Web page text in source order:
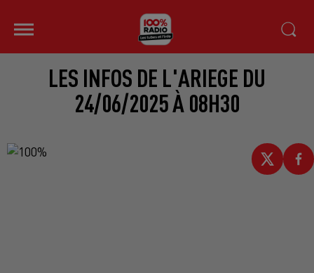
LES INFOS DE L'ARIEGE DU
24/06/2025 À 08H30